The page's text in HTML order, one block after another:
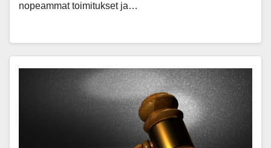
nopeammat toimitukset ja…